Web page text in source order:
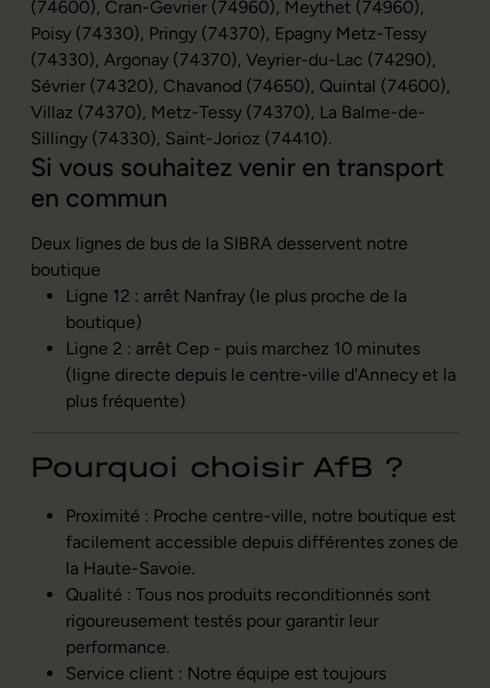
(74600), Cran-Gevrier (74960), Meythet (74960),
Poisy (74330), Pringy (74370), Epagny Metz-Tessy
(74330), Argonay (74370), Veyrier-du-Lac (74290),
Sévrier (74320), Chavanod (74650), Quintal (74600),
Villaz (74370), Metz-Tessy (74370), La Balme-de-
Sillingy (74330), Saint-Jorioz (74410).
Si vous souhaitez venir en transport
en commun
Deux lignes de bus de la SIBRA desservent notre
boutique
Ligne 12 : arrêt Nanfray (le plus proche de la
boutique)
Ligne 2 : arrêt Cep - puis marchez 10 minutes
(ligne directe depuis le centre-ville d'Annecy et la
plus fréquente)
Pourquoi choisir AfB ?
Proximité : Proche centre-ville, notre boutique est
facilement accessible depuis différentes zones de
la Haute-Savoie.
Qualité : Tous nos produits reconditionnés sont
rigoureusement testés pour garantir leur
performance.
Service client : Notre équipe est toujours